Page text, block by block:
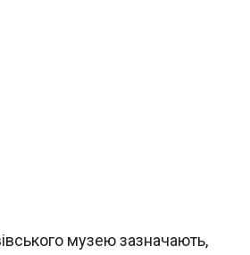
музею зазначають,